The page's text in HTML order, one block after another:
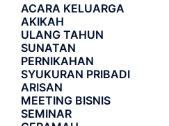
ACARA KELUARGA
AKIKAH
ULANG TAHUN
SUNATAN
PERNIKAHAN
SYUKURAN PRIBADI
ARISAN
MEETING BISNIS
SEMINAR